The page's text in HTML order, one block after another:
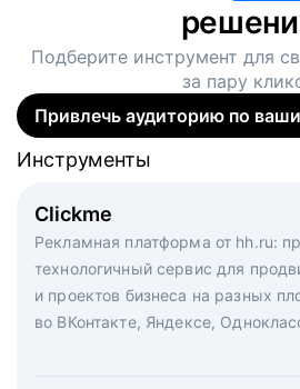
Подберите инструмент для
за пару
Привлечь аудиторию по
Clickme
Рекламная платформа от hh.ru:
технологичный сервис для
и проектов бизнеса на разных
во ВКонтакте, Яндексе,
Инструменты
Вакансия дня
Рекламный формат для вакансий
hh.ru. Увеличивает количество
Инструменты
Массовый подбор под ключ.
кандидатов и когда вам нужно, и
маркетологи, рекрутеры и
hh.ru с целым набором digital-
Инструменты